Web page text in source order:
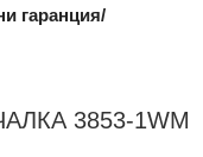
гаранция/
3853-1WM